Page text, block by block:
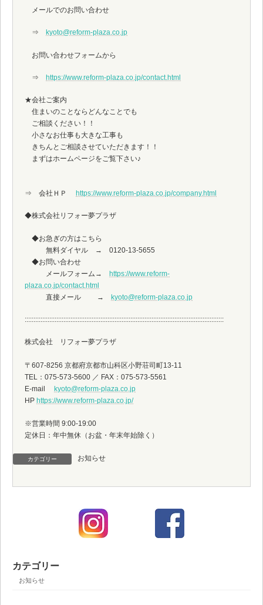
メールでのお問い合わせ
⇒ kyoto@reform-plaza.co.jp
お問い合わせフォームから
⇒ https://www.reform-plaza.co.jp/contact.html
★会社ご案内
住まいのことならどんなことでも
ご相談ください！！
小さなお仕事も大きな工事も
きちんとご相談させていただきます！！
まずはホームページをご覧下さい♪
⇒ 会社ＨＰ https://www.reform-plaza.co.jp/company.html
◆株式会社リフォー夢プラザ
◆お急ぎの方はこちら
無料ダイヤル → 0120-13-5655
◆お問い合わせ
メールフォーム→ https://www.reform-
plaza.co.jp/contact.html
直接メール → kyoto@reform-plaza.co.jp
:::::::::::::::::::::::::::::::::::::::::::::::::::::::::::::::::::::::::::::::::::::::::::::::::::::::::::::::::
株式会社 リフォー夢プラザ
〒607-8256 京都府京都市山科区小野荘司町13-11
TEL：075-573-5600 ／ FAX：075-573-5561
E-mail
kyoto@reform-plaza.co.jp
HP https://www.reform-plaza.co.jp/
※営業時間 9:00-19:00
定休日：年中無休（お盆・年末年始除く）
カテゴリー お知らせ
カテゴリー
お知らせ